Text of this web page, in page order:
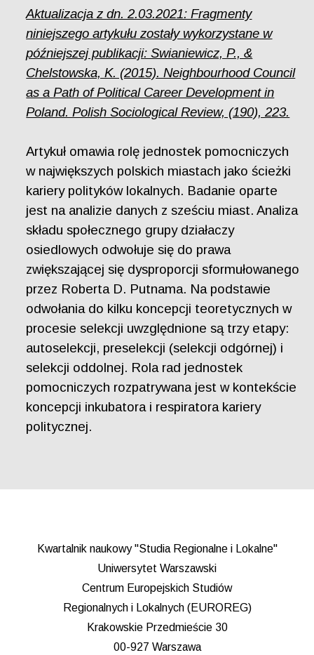
Aktualizacja z dn. 2.03.2021: Fragmenty
niniejszego artykułu zostały wykorzystane w
późniejszej publikacji: Swianiewicz, P., &
Chelstowska, K. (2015). Neighbourhood Council
as a Path of Political Career Development in
Poland. Polish Sociological Review, (190), 223.
Artykuł omawia rolę jednostek pomocniczych
w największych polskich miastach jako ścieżki
kariery polityków lokalnych. Badanie oparte
jest na analizie danych z sześciu miast. Analiza
składu społecznego grupy działaczy
osiedlowych odwołuje się do prawa
zwiększającej się dysproporcji sformułowanego
przez Roberta D. Putnama. Na podstawie
odwołania do kilku koncepcji teoretycznych w
procesie selekcji uwzględnione są trzy etapy:
autoselekcji, preselekcji (selekcji odgórnej) i
selekcji oddolnej. Rola rad jednostek
pomocniczych rozpatrywana jest w kontekście
koncepcji inkubatora i respiratora kariery
politycznej.
Kwartalnik naukowy "Studia Regionalne i Lokalne"
Uniwersytet Warszawski
Centrum Europejskich Studiów
Regionalnych i Lokalnych (EUROREG)
Krakowskie Przedmieście 30
00-927 Warszawa